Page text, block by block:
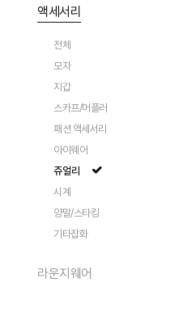
가디건/베스트
팬츠
데님
숄더백
에코/캔버스백
토트백
백팩
클러치/파우치
액세서리
캐리어
전체
펌프스
플랫
로퍼
슬리퍼/뮬
샌들
부츠
스니커즈/운동화
액세서리
전체
모자
지갑
스카프/머플러
패션 액세서리
아이웨어
쥬얼리
시계
양말/스타킹
기타잡화
라운지웨어